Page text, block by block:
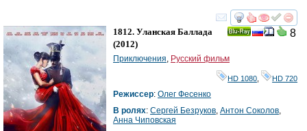
смотреть
8
1812. Уланская Баллада
(2012)
Приключения, Русский фильм
HD 1080 HD 720
Режиссер: Олег Фесенко
В ролях: Сергей Безруков, Антон Соколов,
Анна Чиповская